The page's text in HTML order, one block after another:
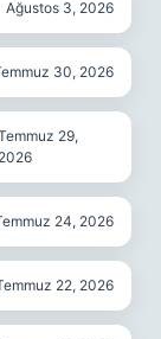
Ağustos 3, 2026
30, 2026
29,
2026
24, 2026
22, 2026